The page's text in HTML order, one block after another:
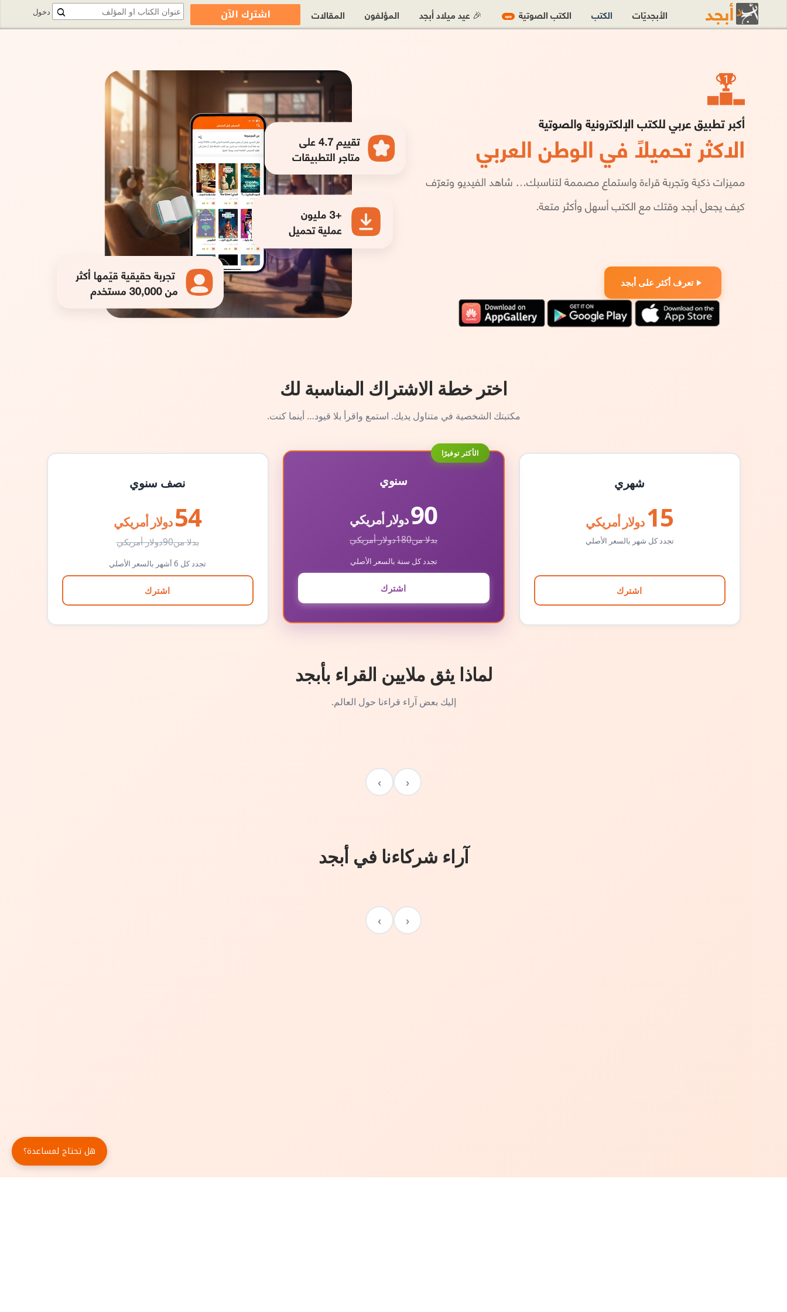
تعرف أكثر على أبجد
اختر خطة الاشتراك المناسبة لك
مكتبتك الشخصية في متناول يديك. استمع واقرأ بلا قيود… أينما كنت.
شهري
15 دولار أمريكي
تجدد كل شهر بالسعر الأصلي
اشترك
الأكثر توفيرًا
سنوي
90دولار أمريكي
بدلا من180دولار أمريكي
تجدد كل سنة بالسعر الأصلي
اشترك
نصف سنوي
54 دولار أمريكي
بدلا من90دولار أمريكي
تجدد كل 6 أشهر بالسعر الأصلي
اشترك
لماذا يثق ملايين القراء بأبجد
إليك بعض آراء قراءنا حول العالم.
‹
›
آراء شركاءنا في أبجد
‹
›
دخول الأبجديّات الكتب الكتب الصوتية جديد 🎉 عيد ميلاد أبجد المؤلفون المقالات اشترك الآن
هل تحتاج لمساعدة؟